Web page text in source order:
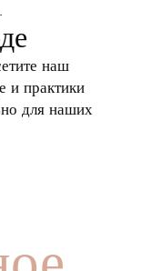
наш
и практики
для наших